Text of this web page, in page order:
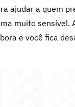
ajudar a quem
muito sensível.
e você fica